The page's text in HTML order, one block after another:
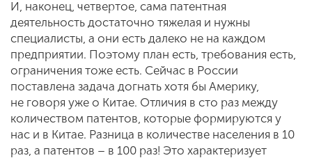
И, наконец, четвертое, сама патентная
деятельность достаточно тяжелая и нужны
специалисты, а они есть далеко не на каждом
предприятии. Поэтому план есть, требования есть,
ограничения тоже есть. Сейчас в России
поставлена задача догнать хотя бы Америку,
не говоря уже о Китае. Отличия в сто раз между
количеством патентов, которые формируются у
нас и в Китае. Разница в количестве населения в 10
раз, а патентов – в 100 раз! Это характеризует